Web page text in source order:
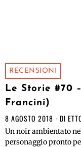
RECENSIONI
Le Storie #70
Francini)
8 AGOSTO 2018 DI
Un noir ambientato
personaggio pronto